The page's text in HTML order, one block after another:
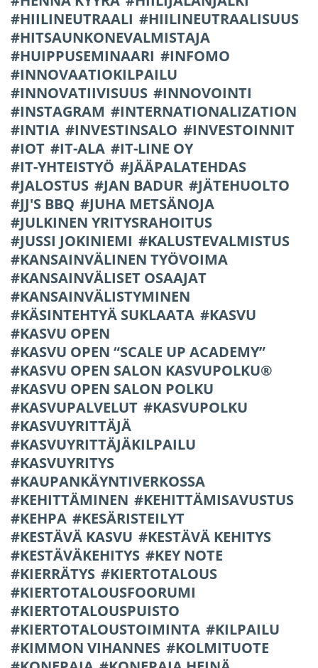
HIILINEUTRAALI
HIILINEUTRAALISUUS
HITSAUNKONEVALMISTAJA
HUIPPUSEMINAARI
INFOMO
INNOVAATIOKILPAILU
INNOVATIIVISUUS
INNOVOINTI
INSTAGRAM
INTERNATIONALIZATION
INTIA
INVESTINSALO
INVESTOINNIT
IOT
IT-ALA
IT-LINE OY
IT-YHTEISTYÖ
JÄÄPALATEHDAS
JALOSTUS
JAN BADUR
JÄTEHUOLTO
JJ'S BBQ
JUHA METSÄNOJA
JULKINEN YRITYSRAHOITUS
JUSSI JOKINIEMI
KALUSTEVALMISTUS
KANSAINVÄLINEN TYÖVOIMA
KANSAINVÄLISET OSAAJAT
KANSAINVÄLISTYMINEN
KÄSINTEHTYÄ SUKLAATA
KASVU
KASVU OPEN
KASVU OPEN “SCALE UP ACADEMY”
KASVU OPEN SALON KASVUPOLKU®
KASVU OPEN SALON POLKU
KASVUPALVELUT
KASVUPOLKU
KASVUYRITTÄJÄ
KASVUYRITTÄJÄKILPAILU
KASVUYRITYS
KAUPANKÄYNTIVERKOSSA
KEHITTÄMINEN
KEHITTÄMISAVUSTUS
KEHPA
KESÄRISTEILYT
KESTÄVÄ KASVU
KESTÄVÄ KEHITYS
KESTÄVÄKEHITYS
KEY NOTE
KIERRÄTYS
KIERTOTALOUS
KIERTOTALOUSFOORUMI
KIERTOTALOUSPUISTO
KIERTOTALOUSTOIMINTA
KILPAILU
KIMMON VIHANNES
KOLMITUOTE